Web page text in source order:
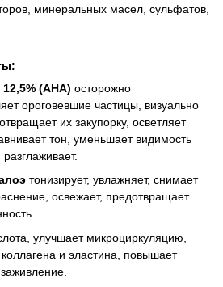
минеральных масел, сульфатов,
(AHA) осторожно
ороговевшие частицы, визуально
их закупорку, осветляет
тон, уменьшает видимость
тонизирует, увлажняет, снимает
освежает, предотвращает
улучшает микроциркуляцию,
и эластина, повышает